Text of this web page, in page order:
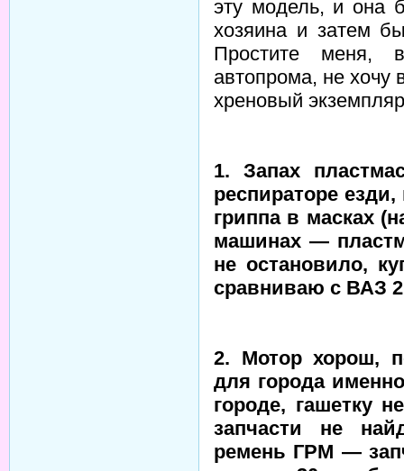
эту модель, и она
хозяина и затем
Простите меня,
автопрома, не хочу
хреновый
1. Запах
респираторе
гриппа в масках
машинах —
не остановило,
сравниваю с ВАЗ
2. Мотор хорош,
для города
городе, гашетку
запчасти не
ремень ГРМ —